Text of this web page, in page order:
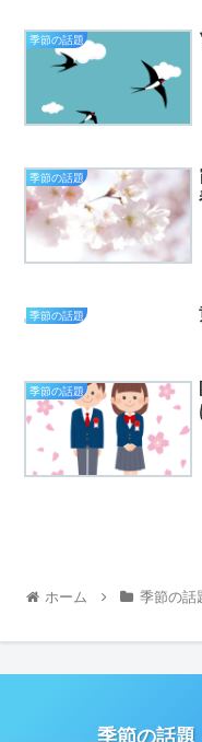
季節の話題
季節の話題
季節の話題
季節の話題
ホーム 季節の話
季節の話題